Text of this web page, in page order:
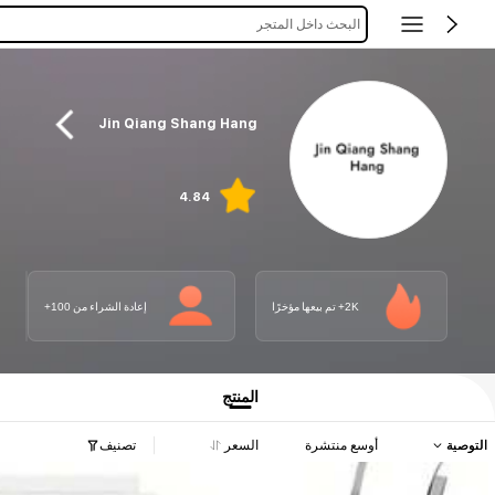
البحث داخل المتجر
Jin Qiang Shang Hang
4.84
2K+ تم بيعها مؤخرًا إعادة الشراء من 100+
المنتج
التوصية أوسع منتشرة السعر تصنيف